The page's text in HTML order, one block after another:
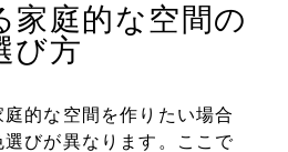
家庭的な空間の
び方
的な空間を作りたい場合
びが異なります。ここで